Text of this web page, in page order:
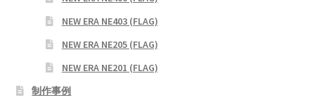
NEW ERA NE403 (FLAG)
NEW ERA NE205 (FLAG)
NEW ERA NE201 (FLAG)
制作事例